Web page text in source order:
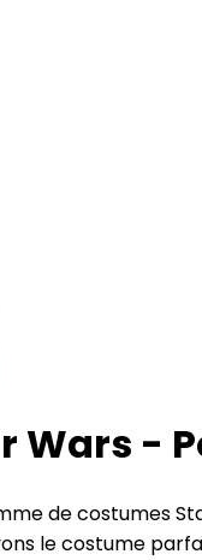
Wars -
de costumes
le costume